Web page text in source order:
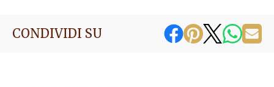
CONDIVIDI SU